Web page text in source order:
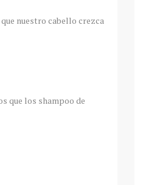
nuestro cabello crezca
que los shampoo de